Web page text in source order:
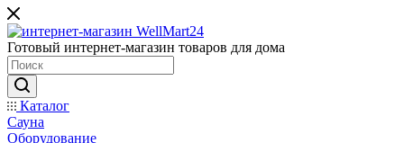
Готовый интернет-магазин товаров для дома
Каталог
Сауна
Оборудование